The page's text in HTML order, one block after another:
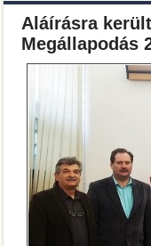
Aláírásra
Megállapodás